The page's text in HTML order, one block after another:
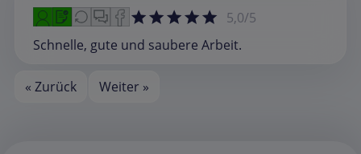
5,0/5
Schnelle, gute und saubere Arbeit.
« Zurück Weiter »